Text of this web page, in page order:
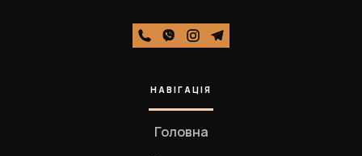
НАВІГАЦІЯ
Головна